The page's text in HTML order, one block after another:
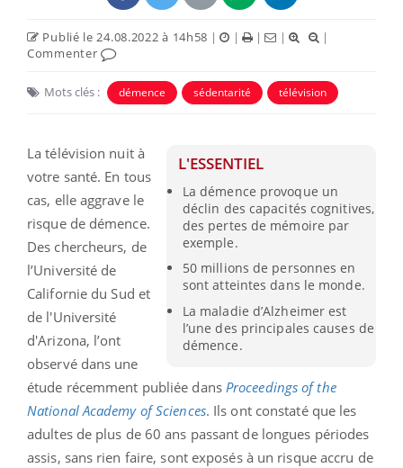
Publié le 24.08.2022 à 14h58 | | | |
|
Commenter
Mots clés : démence sédentarité télévision
L'ESSENTIEL
La démence provoque un
déclin des capacités cognitives,
des pertes de mémoire par
exemple.
50 millions de personnes en
sont atteintes dans le monde.
La maladie d’Alzheimer est
l’une des principales causes de
démence.
La télévision nuit à
votre santé. En tous
cas, elle aggrave le
risque de démence.
Des chercheurs, de
l’Université de
Californie du Sud et
de l'Université
d'Arizona, l’ont
observé dans une
étude récemment publiée dans Proceedings of the
National Academy of Sciences. Ils ont constaté que les
adultes de plus de 60 ans passant de longues périodes
assis, sans rien faire, sont exposés à un risque accru de